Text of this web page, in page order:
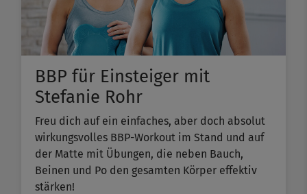
BBP für Einsteiger mit
Stefanie Rohr
Freu dich auf ein einfaches, aber doch absolut
wirkungsvolles BBP-Workout im Stand und auf
der Matte mit Übungen, die neben Bauch,
Beinen und Po den gesamten Körper effektiv
stärken!